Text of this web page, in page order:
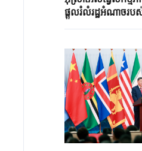
ផ្តួលរំលំរដ្ឋអំណាចរប